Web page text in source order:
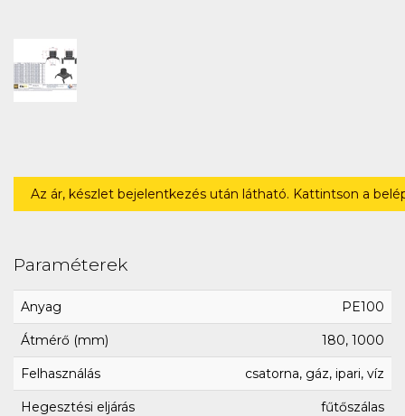
Az ár, készlet bejelentkezés után látható. Kattintson a
Paraméterek
Anyag PE100
Átmérő (mm) 180, 1000
Felhasználás csatorna, gáz, ipari, víz
Hegesztési eljárás fűtőszálas